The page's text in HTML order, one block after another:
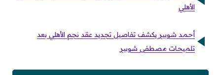
الأهلي
أحمد شوبير يكشف تفاصيل تجديد عقد نجم الأهلي بعد
تلميحات مصطفى شوبير